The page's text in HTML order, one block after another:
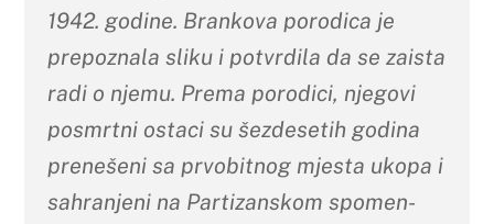
1942. godine. Brankova porodica je
prepoznala sliku i potvrdila da se zaista
radi o njemu. Prema porodici, njegovi
posmrtni ostaci su šezdesetih godina
prenešeni sa prvobitnog mjesta ukopa i
sahranjeni na Partizanskom spomen-